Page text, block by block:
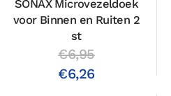
SONAX Microvezeldoek
voor Binnen en Ruiten 2
st
€6,95
€6,26